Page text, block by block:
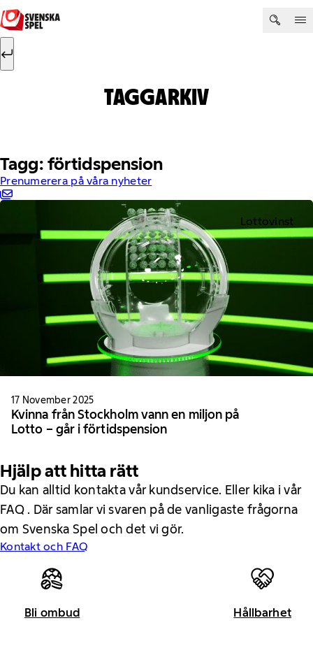
Hoppa till innehåll
Sök efter:
TAGGARKIV
Tagg: förtidspension
Prenumerera på våra nyheter
Lottovinst
17 November 2025
Kvinna från Stockholm vann en miljon på
Lotto – går i förtidspension
Hjälp att hitta rätt
Du kan alltid kontakta vår kundservice. Eller kika i vår
FAQ . Där samlar vi svaren på de vanligaste frågorna
om Svenska Spel och det vi gör.
Kontakt och FAQ
Bli ombud Hållbarhet